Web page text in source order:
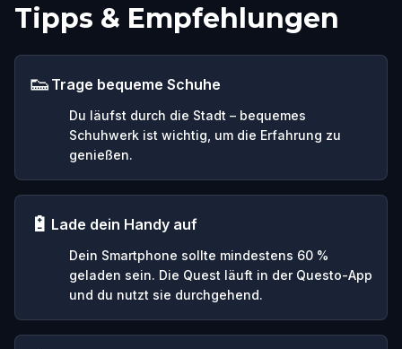
Tipps & Empfehlungen
👟 Trage bequeme Schuhe
Du läufst durch die Stadt – bequemes
Schuhwerk ist wichtig, um die Erfahrung zu
genießen.
🔋 Lade dein Handy auf
Dein Smartphone sollte mindestens 60 %
geladen sein. Die Quest läuft in der Questo-App
und du nutzt sie durchgehend.